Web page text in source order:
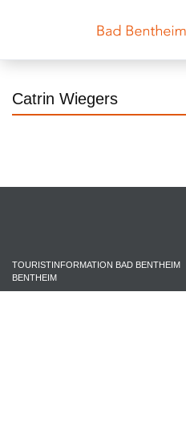
Catrin Wiegers
TOURISTINFORMATION BAD BENTHEIM
BENTHEIM